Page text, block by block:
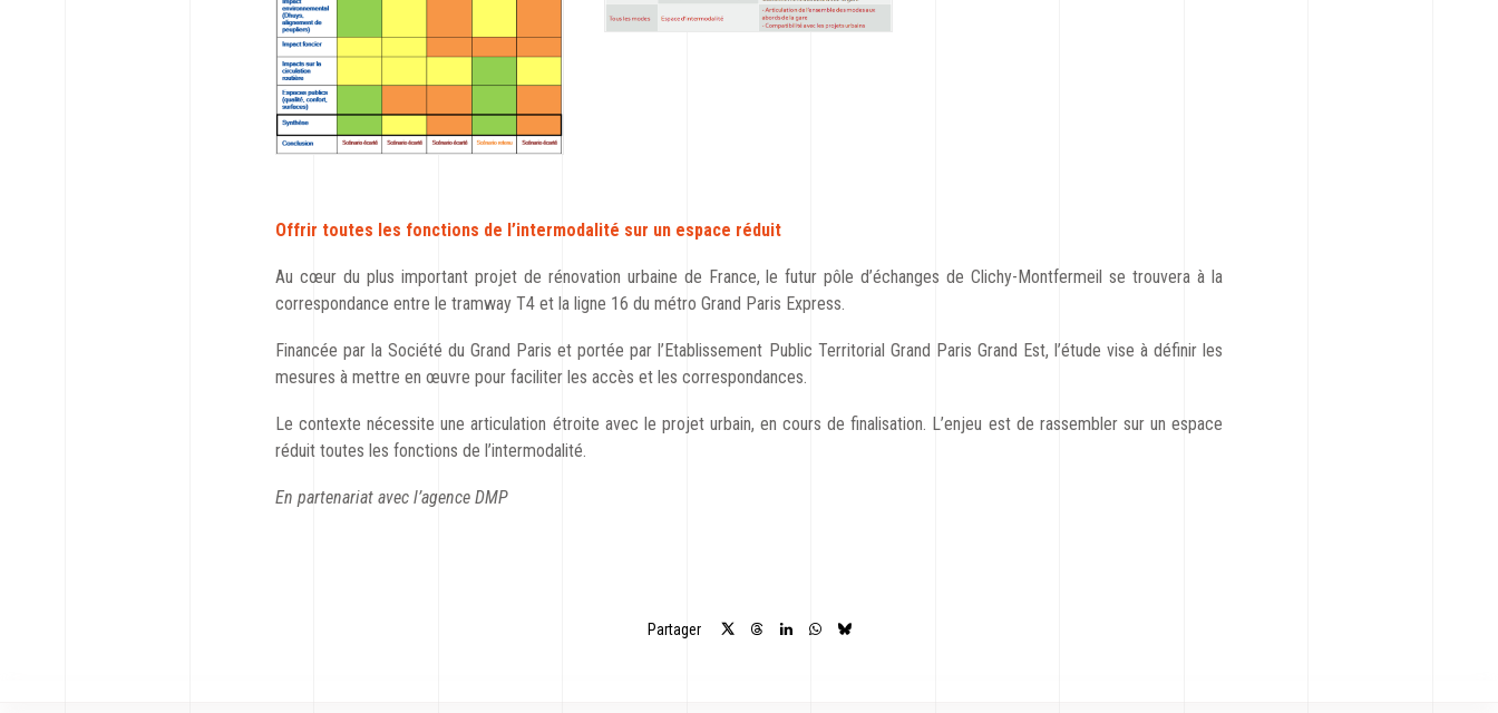
Offrir toutes les fonctions de l’intermodalité sur un espace réduit
Au cœur du plus important projet de rénovation urbaine de France, le futur pôle d’échanges de Clichy-Montfermeil se trouvera à la
correspondance entre le tramway T4 et la ligne 16 du métro Grand Paris Express.
Financée par la Société du Grand Paris et portée par l’Etablissement Public Territorial Grand Paris Grand Est, l’étude vise à définir les
mesures à mettre en œuvre pour faciliter les accès et les correspondances.
Le contexte nécessite une articulation étroite avec le projet urbain, en cours de finalisation. L’enjeu est de rassembler sur un espace
réduit toutes les fonctions de l’intermodalité.
En partenariat avec l’agence DMP
Partager